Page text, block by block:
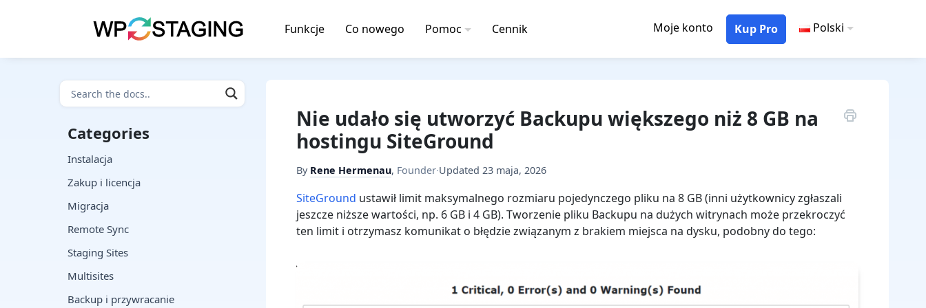
Funkcje Co nowego Pomoc Cennik Moje konto Kup Pro Polski
Nie udało się utworzyć Backupu większego niż 8 GB na
hostingu SiteGround
By Rene Hermenau, Founder·Updated23 maja, 2026
SiteGround ustawił limit maksymalnego rozmiaru pojedynczego pliku na 8 GB (inni użytkownicy zgłaszali
jeszcze niższe wartości, np. 6 GB i 4 GB). Tworzenie pliku Backupu na dużych witrynach może przekroczyć
ten limit i otrzymasz komunikat o błędzie związanym z brakiem miejsca na dysku, podobny do tego:
Categories
Instalacja
Zakup i licencja
Migracja
Remote Sync
Staging Sites
Multisites
Backup i przywracanie